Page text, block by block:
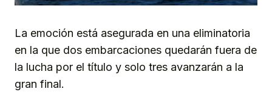
La emoción está asegurada en una eliminatoria
en la que dos embarcaciones quedarán fuera de
la lucha por el título y solo tres avanzarán a la
gran final.